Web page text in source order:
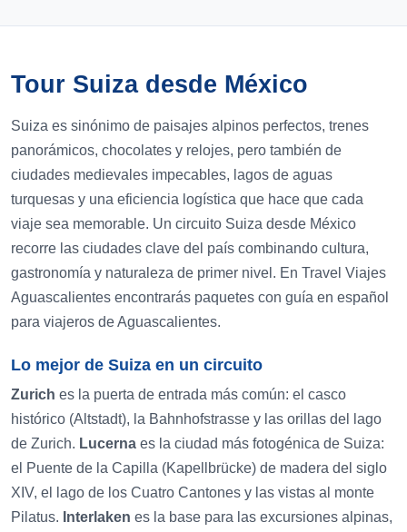
Tour Suiza desde México
Suiza es sinónimo de paisajes alpinos perfectos, trenes
panorámicos, chocolates y relojes, pero también de
ciudades medievales impecables, lagos de aguas
turquesas y una eficiencia logística que hace que cada
viaje sea memorable. Un circuito Suiza desde México
recorre las ciudades clave del país combinando cultura,
gastronomía y naturaleza de primer nivel. En Travel Viajes
Aguascalientes encontrarás paquetes con guía en español
para viajeros de Aguascalientes.
Lo mejor de Suiza en un circuito
Zurich es la puerta de entrada más común: el casco
histórico (Altstadt), la Bahnhofstrasse y las orillas del lago
de Zurich. Lucerna es la ciudad más fotogénica de Suiza:
el Puente de la Capilla (Kapellbrücke) de madera del siglo
XIV, el lago de los Cuatro Cantones y las vistas al monte
Pilatus. Interlaken es la base para las excursiones alpinas,